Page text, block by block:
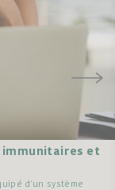
immunitaires et
d'un système